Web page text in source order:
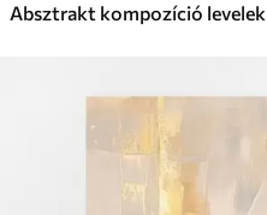
Absztrakt kompozíció